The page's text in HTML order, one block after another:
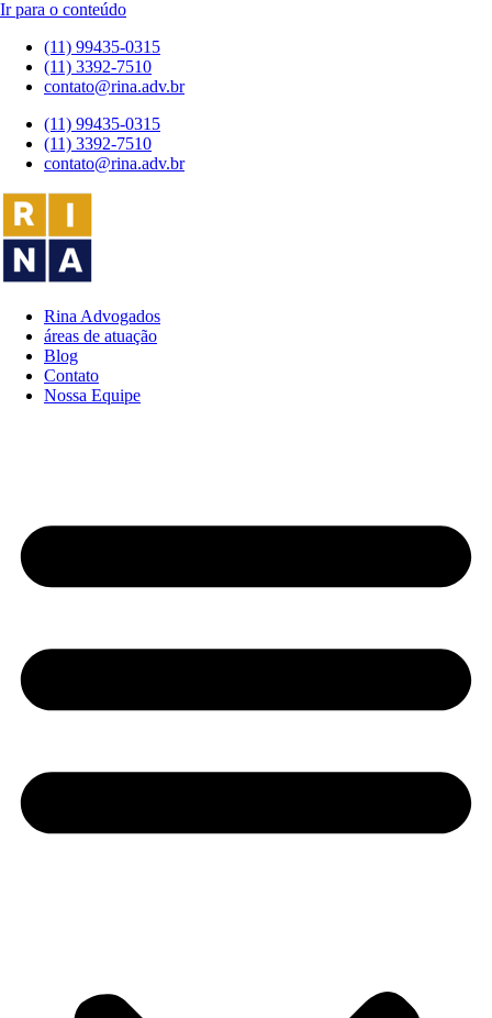
Ir para o conteúdo
(11) 99435-0315
(11) 3392-7510
contato@rina.adv.br
(11) 99435-0315
(11) 3392-7510
contato@rina.adv.br
Rina Advogados
áreas de atuação
Blog
Contato
Nossa Equipe